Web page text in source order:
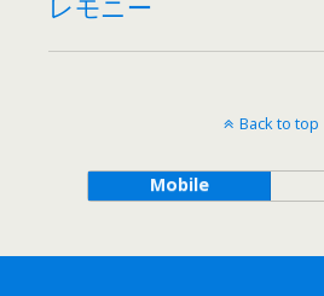
Back to top
Mobile